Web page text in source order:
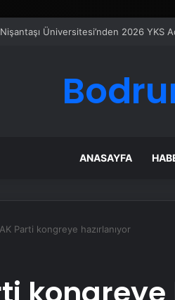
Eşya Depolama Rehberi
ANASAYFA
AK Parti kongreye hazırlanıyor